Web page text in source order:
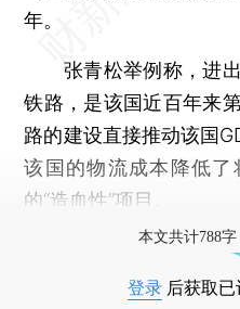
年。
张青松举例称，进出
铁路，是该国近百年来
路的建设直接推动该国
该国的物流成本降低
的“造血性”项目。
本文共计788
登录 后获取